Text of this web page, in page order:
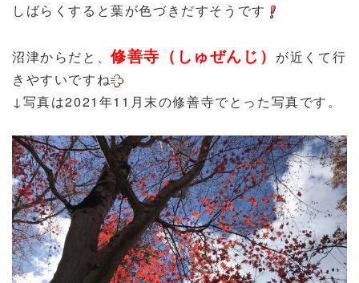
しばらくすると葉が色づきだすそうです
沼津からだと、修善寺（しゅぜんじ） が近くて行
きやすいですね
↓写真は2021年11月末の修善寺でとった写真です。